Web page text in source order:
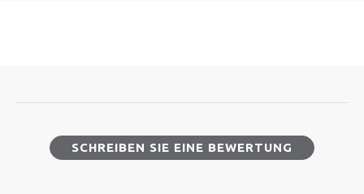
SCHREIBEN SIE EINE BEWERTUNG